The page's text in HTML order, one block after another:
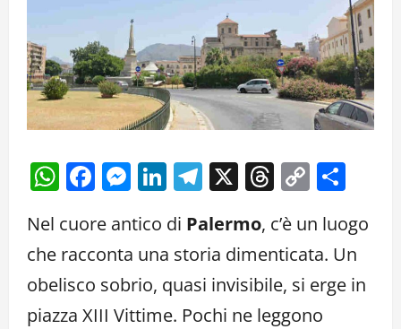
WhatsApp
Facebook
Messenger
LinkedIn
Telegram
X Threads
Copy
Nel cuore antico di Palermo, c’è un luogo
che racconta una storia dimenticata. Un
obelisco sobrio, quasi invisibile, si erge in
piazza XIII Vittime. Pochi ne leggono